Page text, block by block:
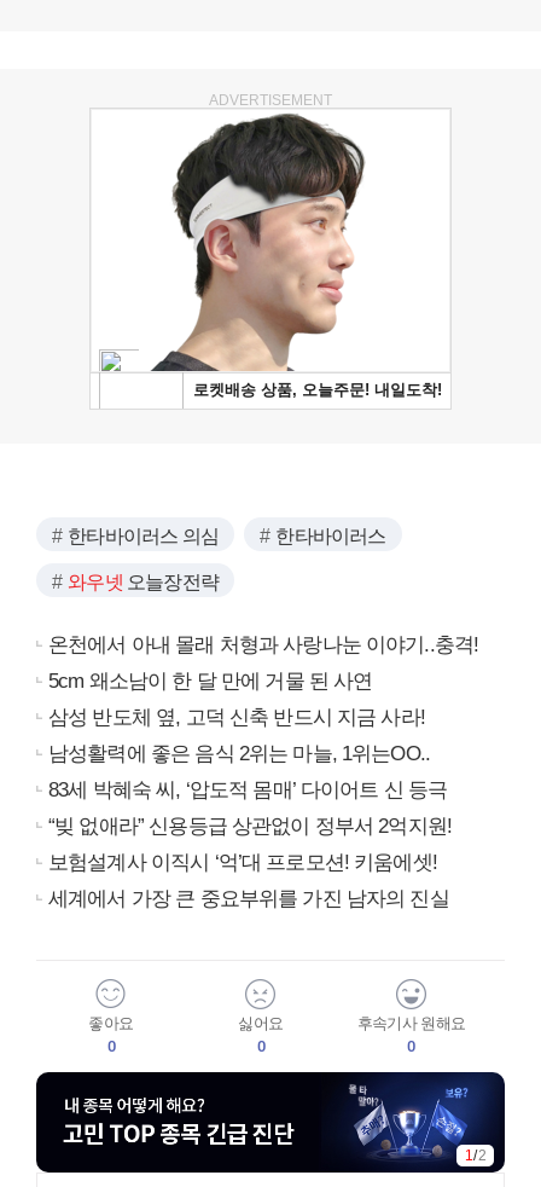
ADVERTISEMENT
한타바이러스 의심 한타바이러스
와우넷 오늘장전략
온천에서 아내 몰래 처형과 사랑나눈 이야기..충격!
5cm 왜소남이 한 달 만에 거물 된 사연
삼성 반도체 옆, 고덕 신축 반드시 지금 사라!
남성활력에 좋은 음식 2위는 마늘, 1위는OO..
83세 박혜숙 씨, ‘압도적 몸매’ 다이어트 신 등극
“빚 없애라” 신용등급 상관없이 정부서 2억지원!
보험설계사 이직시 ‘억’대 프로모션! 키움에셋!
세계에서 가장 큰 중요부위를 가진 남자의 진실
좋아요
0
싫어요
0
후속기사 원해요
0
1/2